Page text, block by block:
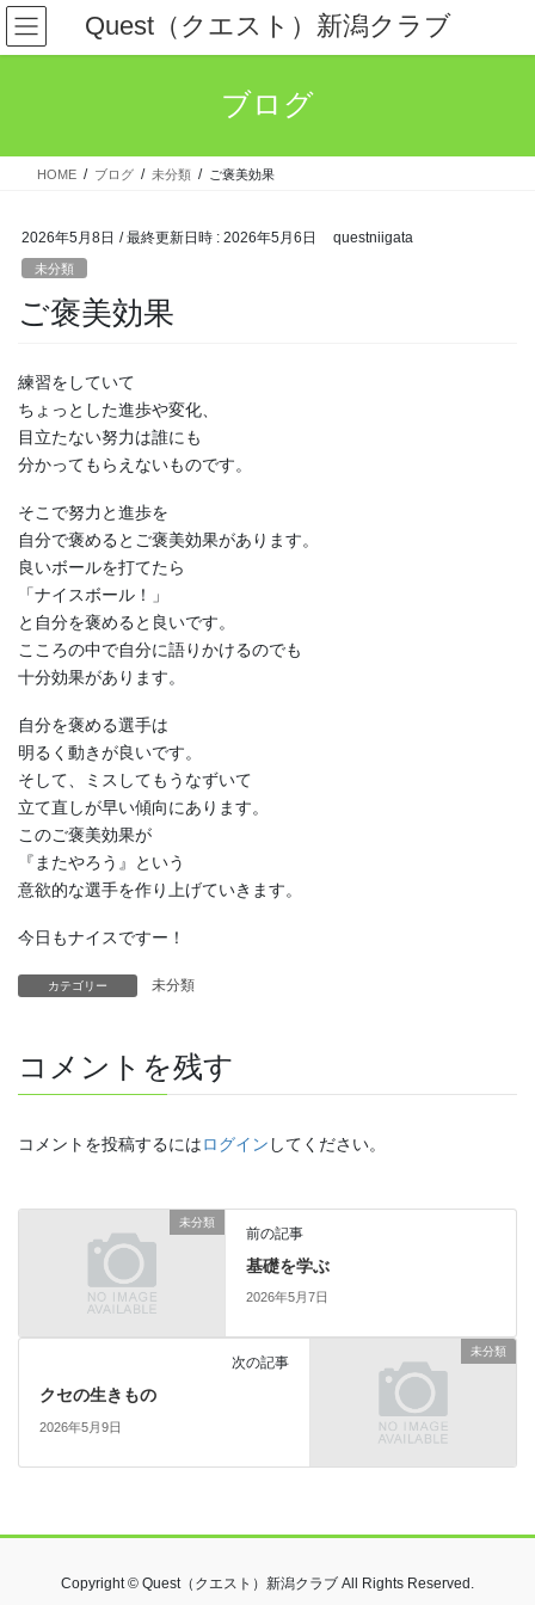
コ
ン
テ
ス
ナ
ビ
ゲ
ン
Quest（クエスト）新潟クラブ
ブログ
HOME ブログ 未分類 ご褒美効果
2026年5月8日 / 最終更新日時 : 2026年5月6日 questniigata
未分類
ご褒美効果
練習をしていて
ちょっとした進歩や変化、
目立たない努力は誰にも
分かってもらえないものです。
そこで努力と進歩を
自分で褒めるとご褒美効果があります。
良いボールを打てたら
「ナイスボール！」
と自分を褒めると良いです。
こころの中で自分に語りかけるのでも
十分効果があります。
自分を褒める選手は
明るく動きが良いです。
そして、ミスしてもうなずいて
立て直しが早い傾向にあります。
このご褒美効果が
『またやろう』という
意欲的な選手を作り上げていきます。
今日もナイスですー！
カテゴリー 未分類
コメントを残す
コメントを投稿するにはログイン してください。
未分類
前の記事
基礎を学ぶ
2026年5月7日
未分類
次の記事
クセの生きもの
2026年5月9日
Copyright © Quest（クエスト）新潟クラブ All Rights Reserved.